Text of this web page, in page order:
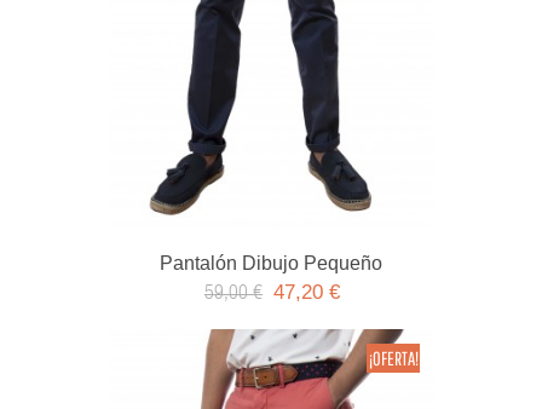
Pantalón Dibujo Pequeño
59,00 € 47,20 €
¡OFERTA!